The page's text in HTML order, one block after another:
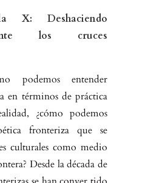
X: Deshaciendo
los cruces
podemos entender
en términos de práctica
¿cómo podemos
fronteriza que se
culturales como medio
Desde la década de